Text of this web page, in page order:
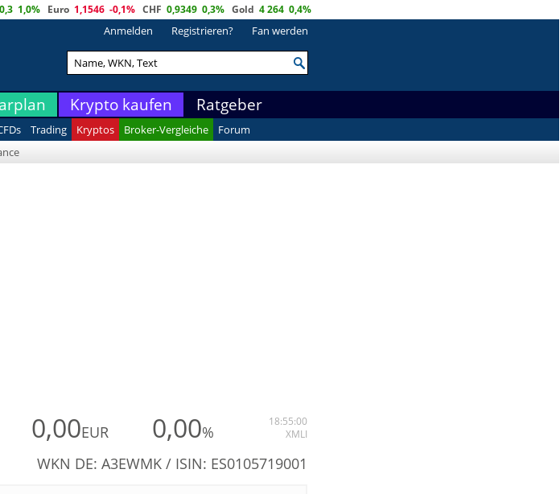
1,0% Euro 1,1546 -0,1% CHF 0,9349 0,3% Gold 4 264 0,4%
Anmelden Registrieren? Fan werden
Krypto kaufen Ratgeber
Trading Kryptos Broker-Vergleiche
Forum
0,00EUR 0,00%
18:55:00
XMLI
WKN DE: A3EWMK / ISIN: ES0105719001